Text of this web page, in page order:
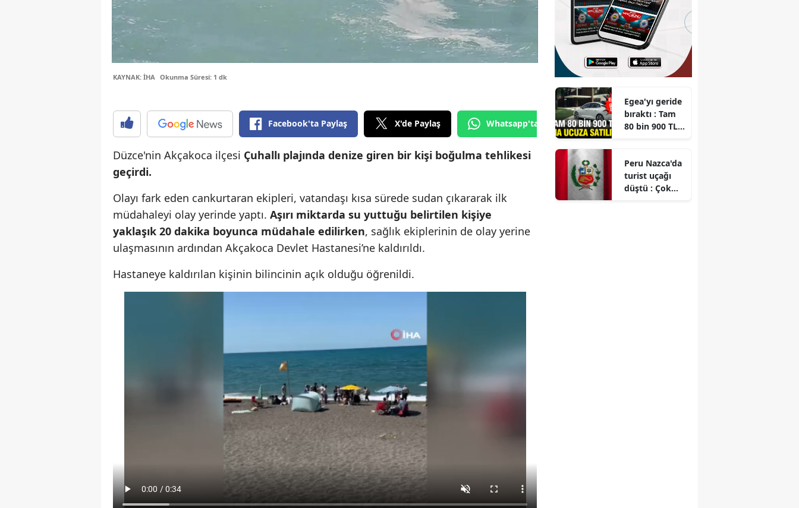
Edirne
Elazığ
Erzincan
Eskişehir
Gaziantep
Giresun
Hakkari
Hatay
Mersin
Kastamonu
Kayseri
Kırklareli
Kırşehir
Kocaeli
Konya
KAYNAK: İHA Okunma Süresi: 1 dk
Facebook'ta Paylaş X'de Paylaş Whatsapp'tan Gönder
Düzce'nin Akçakoca ilçesi Çuhallı plajında denize giren bir kişi boğulma tehlikesi
geçirdi.
Olayı fark eden cankurtaran ekipleri, vatandaşı kısa sürede sudan çıkararak ilk
müdahaleyi olay yerinde yaptı. Aşırı miktarda su yuttuğu belirtilen kişiye
yaklaşık 20 dakika boyunca müdahale edilirken, sağlık ekiplerinin de olay yerine
ulaşmasının ardından Akçakoca Devlet Hastanesi’ne kaldırıldı.
Hastaneye kaldırılan kişinin bilincinin açık olduğu öğrenildi.
Egea'yı geride
bıraktı : Tam
80 bin 900 TL
Peru Nazca'da
turist uçağı
düştü : Çok